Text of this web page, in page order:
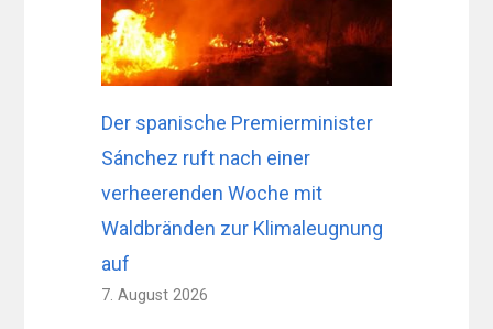
Der spanische Premierminister
Sánchez ruft nach einer
verheerenden Woche mit
Waldbränden zur Klimaleugnung
auf
7. August 2026